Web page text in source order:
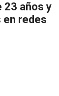
23 años y
en redes